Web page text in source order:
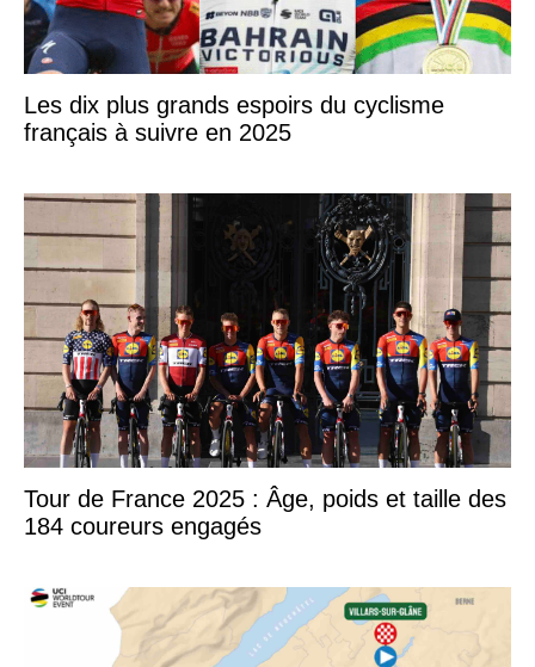
Les dix plus grands espoirs du cyclisme
français à suivre en 2025
Tour de France 2025 : Âge, poids et taille des
184 coureurs engagés